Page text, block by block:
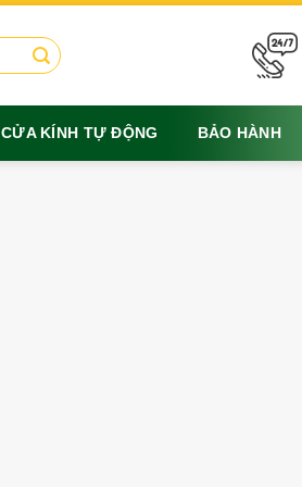
CỬA KÍNH TỰ ĐỘNG BẢO HÀNH